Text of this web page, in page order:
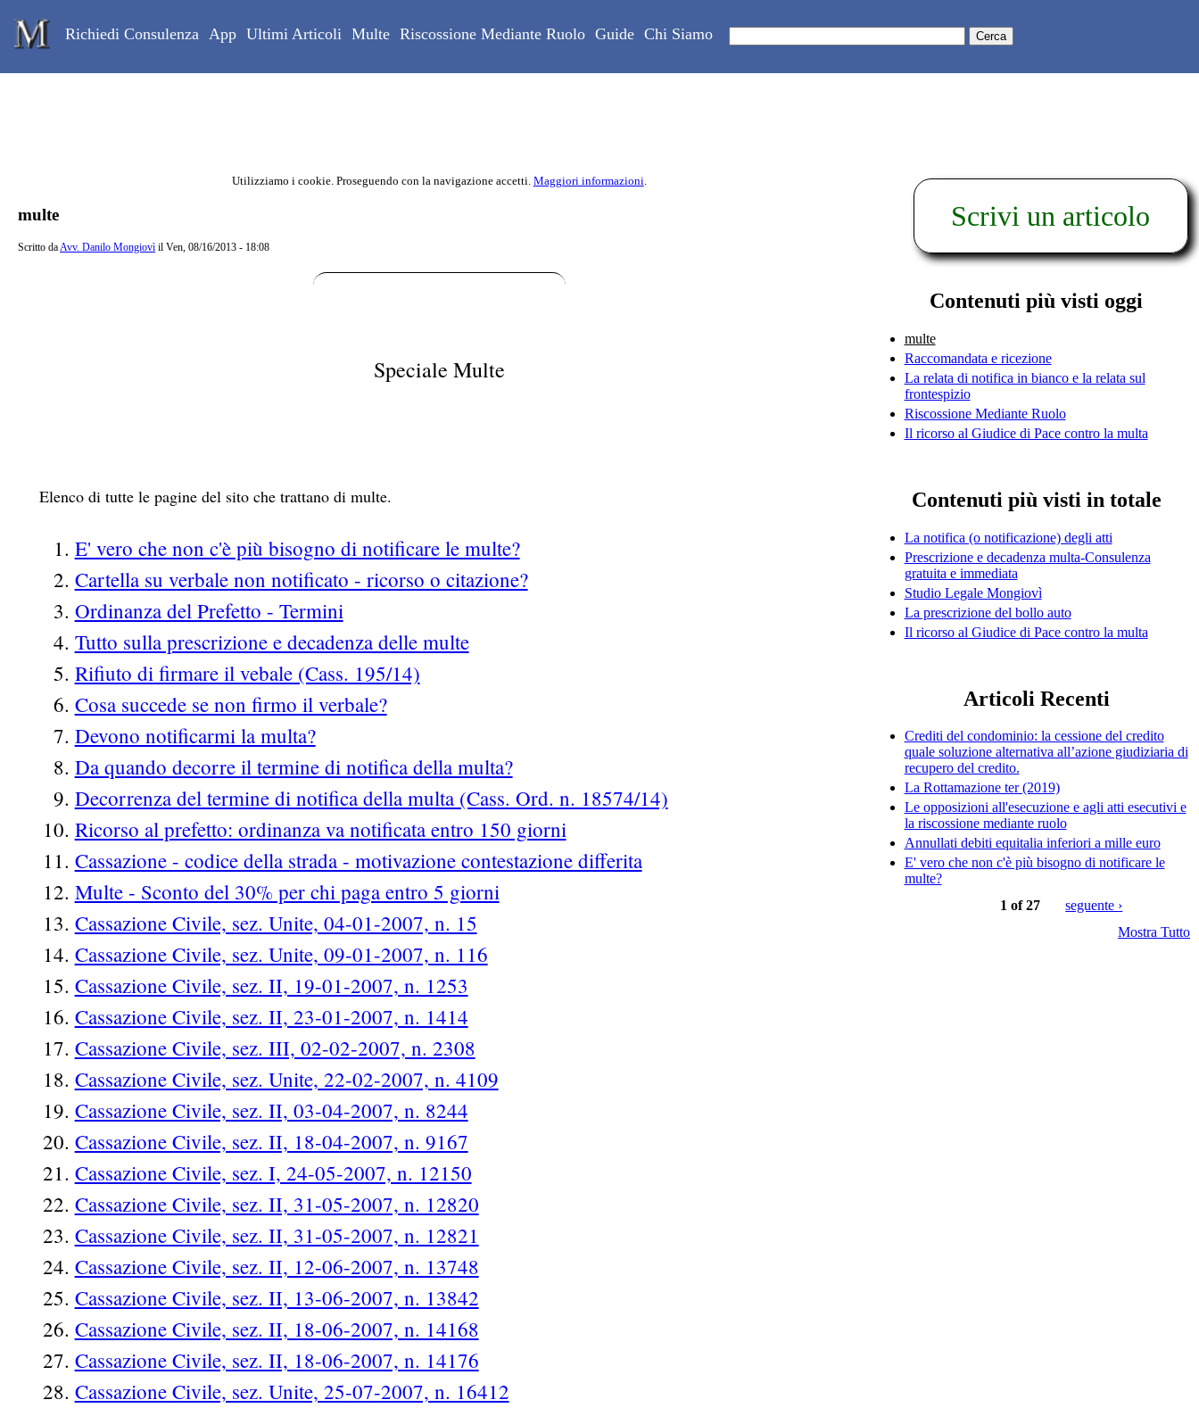
Studio Legale Mongiovì
Richiedi Consulenza App Ultimi Articoli Multe Riscossione Mediante Ruolo Guide Chi Siamo
Contenuto principale della pagina
Utilizziamo i cookie. Proseguendo con la navigazione accetti. Maggiori informazioni.
multe
Scritto daAvv. Danilo Mongiovì il Ven, 08/16/2013 - 18:08
Speciale Multe
Elenco di tutte le pagine del sito che trattano di multe.
E' vero che non c'è più bisogno di notificare le multe?
Cartella su verbale non notificato - ricorso o citazione?
Ordinanza del Prefetto - Termini
Tutto sulla prescrizione e decadenza delle multe
Rifiuto di firmare il vebale (Cass. 195/14)
Cosa succede se non firmo il verbale?
Devono notificarmi la multa?
Da quando decorre il termine di notifica della multa?
Decorrenza del termine di notifica della multa (Cass. Ord. n. 18574/14)
Ricorso al prefetto: ordinanza va notificata entro 150 giorni
Cassazione - codice della strada - motivazione contestazione differita
Multe - Sconto del 30% per chi paga entro 5 giorni
Cassazione Civile, sez. Unite, 04-01-2007, n. 15
Cassazione Civile, sez. Unite, 09-01-2007, n. 116
Cassazione Civile, sez. II, 19-01-2007, n. 1253
Cassazione Civile, sez. II, 23-01-2007, n. 1414
Cassazione Civile, sez. III, 02-02-2007, n. 2308
Cassazione Civile, sez. Unite, 22-02-2007, n. 4109
Cassazione Civile, sez. II, 03-04-2007, n. 8244
Cassazione Civile, sez. II, 18-04-2007, n. 9167
Cassazione Civile, sez. I, 24-05-2007, n. 12150
Cassazione Civile, sez. II, 31-05-2007, n. 12820
Cassazione Civile, sez. II, 31-05-2007, n. 12821
Cassazione Civile, sez. II, 12-06-2007, n. 13748
Cassazione Civile, sez. II, 13-06-2007, n. 13842
Cassazione Civile, sez. II, 18-06-2007, n. 14168
Cassazione Civile, sez. II, 18-06-2007, n. 14176
Cassazione Civile, sez. Unite, 25-07-2007, n. 16412
Scrivi un articolo
Contenuti più visti oggi
multe
Raccomandata e ricezione
La relata di notifica in bianco e la relata sul
frontespizio
Riscossione Mediante Ruolo
Il ricorso al Giudice di Pace contro la multa
Contenuti più visti in totale
La notifica (o notificazione) degli atti
Prescrizione e decadenza multa-Consulenza
gratuita e immediata
Studio Legale Mongiovì
La prescrizione del bollo auto
Il ricorso al Giudice di Pace contro la multa
Articoli Recenti
Crediti del condominio: la cessione del credito
quale soluzione alternativa all’azione giudiziaria di
recupero del credito.
La Rottamazione ter (2019)
Le opposizioni all'esecuzione e agli atti esecutivi e
la riscossione mediante ruolo
Annullati debiti equitalia inferiori a mille euro
E' vero che non c'è più bisogno di notificare le
multe?
1 of 27
seguente ›
Mostra Tutto